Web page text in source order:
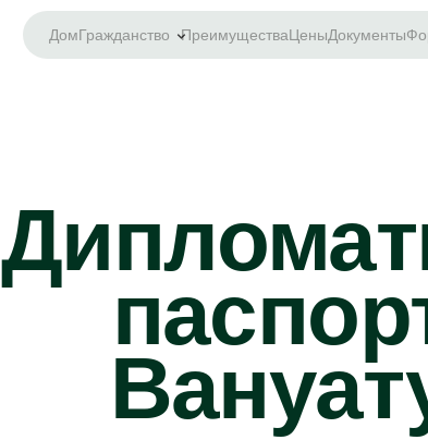
ДомГражданство ПреимуществаЦеныДокументы